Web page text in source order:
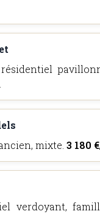
mixte. 3 180
verdoyant,